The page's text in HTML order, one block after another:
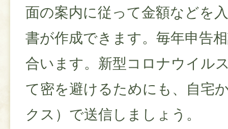
面の案内に従って金額などを
書が作成できます。毎年申告
合います。新型コロナウイル
て密を避けるためにも、自宅
クス）で送信しましょう。